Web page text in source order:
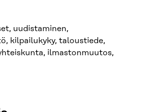
uudistaminen,
kilpailukyky, taloustiede,
ilmastonmuutos,